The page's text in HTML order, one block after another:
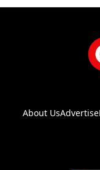
About UsAdvertise